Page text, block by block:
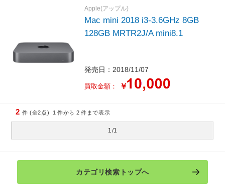
Apple(アップル)
Mac mini 2018 i3-3.6GHz 8GB
128GB MRTR2J/A mini8.1
発売日：2018/11/07
買取金額： ￥
2 件 (全2点) 1 件から 2 件まで表示
1/1
カテゴリ検索トップへ